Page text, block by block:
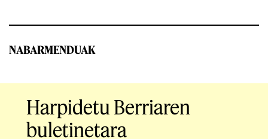
NABARMENDUAK
Harpidetu Berriaren
buletinetara